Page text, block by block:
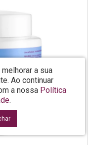
a sua
Ao continuar
a nossa Política
.